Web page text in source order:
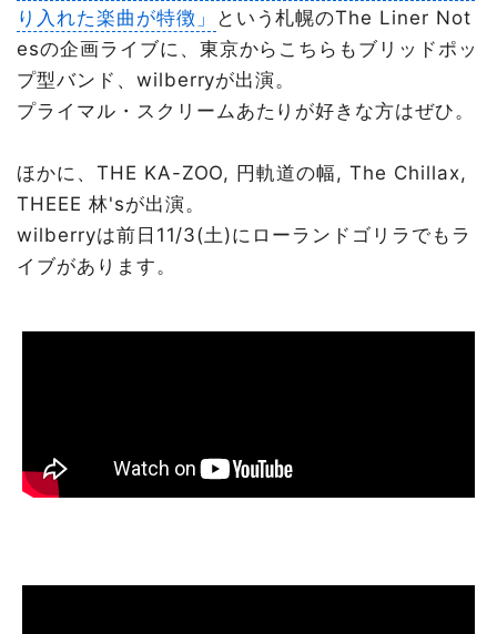
り入れた楽曲が特徴」
という札幌のThe Liner Not
esの企画ライブに、東京からこちらもブリッドポッ
プ型バンド、wilberryが出演。
プライマル・スクリームあたりが好きな方はぜひ。
ほかに、THE KA-ZOO, 円軌道の幅, The Chillax,
THEEE 林'sが出演。
wilberryは前日11/3(土)にローランドゴリラでもラ
イブがあります。